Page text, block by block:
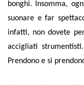
bonghi. Insomma,
suonare e far
infatti, non dovete
accigliati
Prendono e si